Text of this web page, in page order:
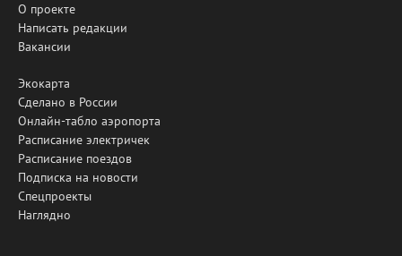
О проекте
Написать редакции
Вакансии
Экокарта
Сделано в России
Онлайн-табло аэропорта
Расписание электричек
Расписание поездов
Подписка на новости
Спецпроекты
Наглядно